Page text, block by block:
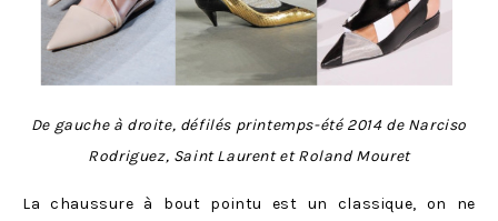
De gauche à droite, défilés printemps-été 2014 de Narciso
Rodriguez, Saint Laurent et Roland Mouret
La chaussure à bout pointu est un classique, on ne